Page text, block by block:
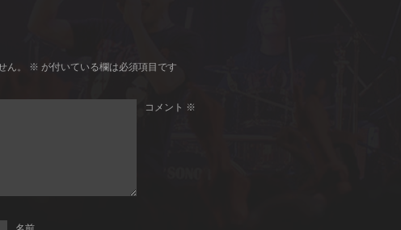
ん。 ※ が付いている欄は必須項目です
コメント ※